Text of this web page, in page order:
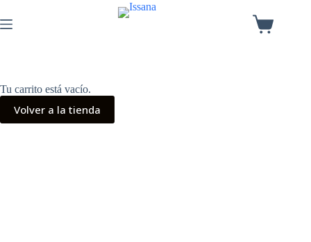
Tu carrito está vacío.
Volver a la tienda